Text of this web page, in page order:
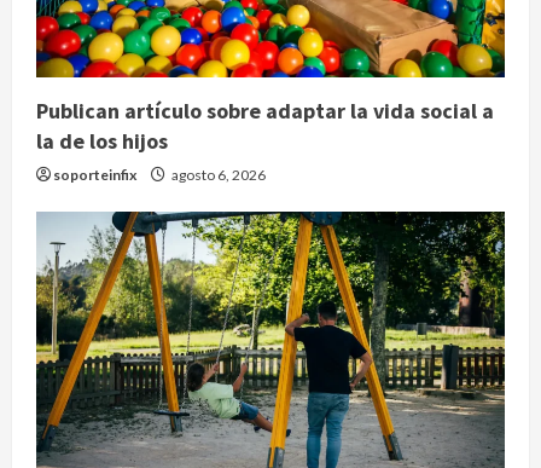
Publican artículo sobre adaptar la vida social a
la de los hijos
soporteinfix agosto 6, 2026